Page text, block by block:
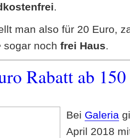
.
man also für 20 Euro,
sogar noch frei Haus.
Rabatt ab
Bei Galeria
April 2018